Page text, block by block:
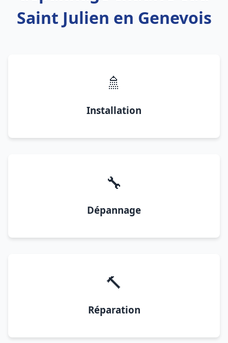
Saint Julien en Genevois
🚿
Installation
🔧
Dépannage
🔨
Réparation